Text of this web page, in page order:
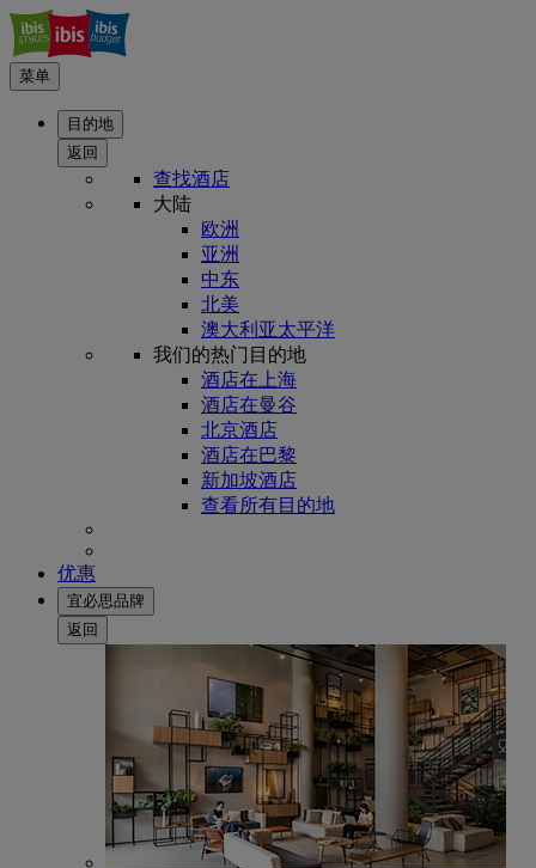
菜单
目的地
返回
查找酒店
大陆
欧洲
亚洲
中东
北美
澳大利亚太平洋
我们的热门目的地
酒店在上海
酒店在曼谷
北京酒店
酒店在巴黎
新加坡酒店
查看所有目的地
优惠
宜必思品牌
返回